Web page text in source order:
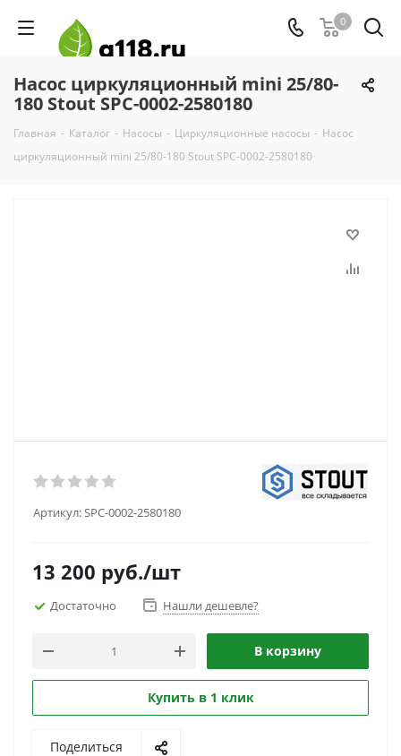
0
Насос циркуляционный mini 25/80-
180 Stout SPC-0002-2580180
Главная - Каталог - Насосы - Циркуляционные насосы - Насос
циркуляционный mini 25/80-180 Stout SPC-0002-2580180
Артикул:SPC-0002-2580180
13 200 руб./шт
Достаточно Нашли дешевле?
В корзину
Купить в 1 клик
Поделиться